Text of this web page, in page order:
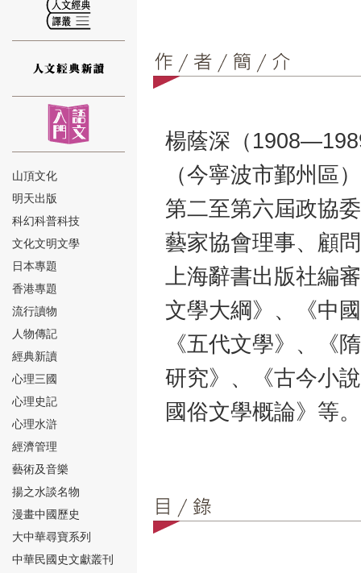
⑫
⑬
⑭
⑮
山頂文化
明天出版
科幻科普科技
文化文明文學
日本專題
香港專題
流行讀物
人物傳記
經典新讀
心理三國
心理史記
心理水滸
經濟管理
藝術及音樂
揚之水談名物
漫畫中國歷史
大中華尋寶系列
中華民國史文獻叢刊
楊蔭深（
（今寧波市鄞州區
第二至第六屆政協
藝家協會理事、顧
上海辭書出版社編
文學大綱》、《中
《五代文學》、《
研究》、《古今小
國俗文學概論》等。